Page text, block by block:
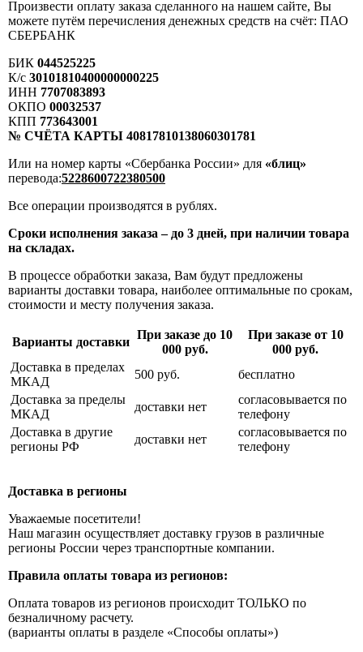
Произвести оплату заказа сделанного на нашем сайте, Вы
можете путём перечисления денежных средств на счёт: ПАО
СБЕРБАНК
БИК 044525225
К/с 30101810400000000225
ИНН 7707083893
ОКПО 00032537
КПП 773643001
№ СЧЁТА КАРТЫ 40817810138060301781
Или на номер карты «Сбербанка России» для «блиц»
перевода:5228600722380500
Все операции производятся в рублях.
Сроки исполнения заказа – до 3 дней, при наличии товара
на складах.
В процессе обработки заказа, Вам будут предложены
варианты доставки товара, наиболее оптимальные по срокам,
стоимости и месту получения заказа.
Варианты доставки
При заказе до 10
000 руб.
При заказе от 10
000 руб.
Доставка в пределах
МКАД
500 руб.
бесплатно
Доставка за пределы
МКАД
доставки нет
согласовывается по
телефону
Доставка в другие
регионы РФ
доставки нет
согласовывается по
телефону
Доставка в регионы
Уважаемые посетители!
Наш магазин осуществляет доставку грузов в различные
регионы России через транспортные компании.
Правила оплаты товара из регионов:
Оплата товаров из регионов происходит ТОЛЬКО по
безналичному расчету.
(варианты оплаты в разделе «Способы оплаты»)